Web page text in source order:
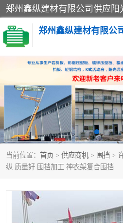
郑州鑫纵建材有限公
当前位置： 首页 > 供应商机 > 围挡 >
纵 质量好 围挡加工 神农架复合围挡
高空瓦机租赁
CZ型钢
PC多层板
建筑围挡
岩棉板